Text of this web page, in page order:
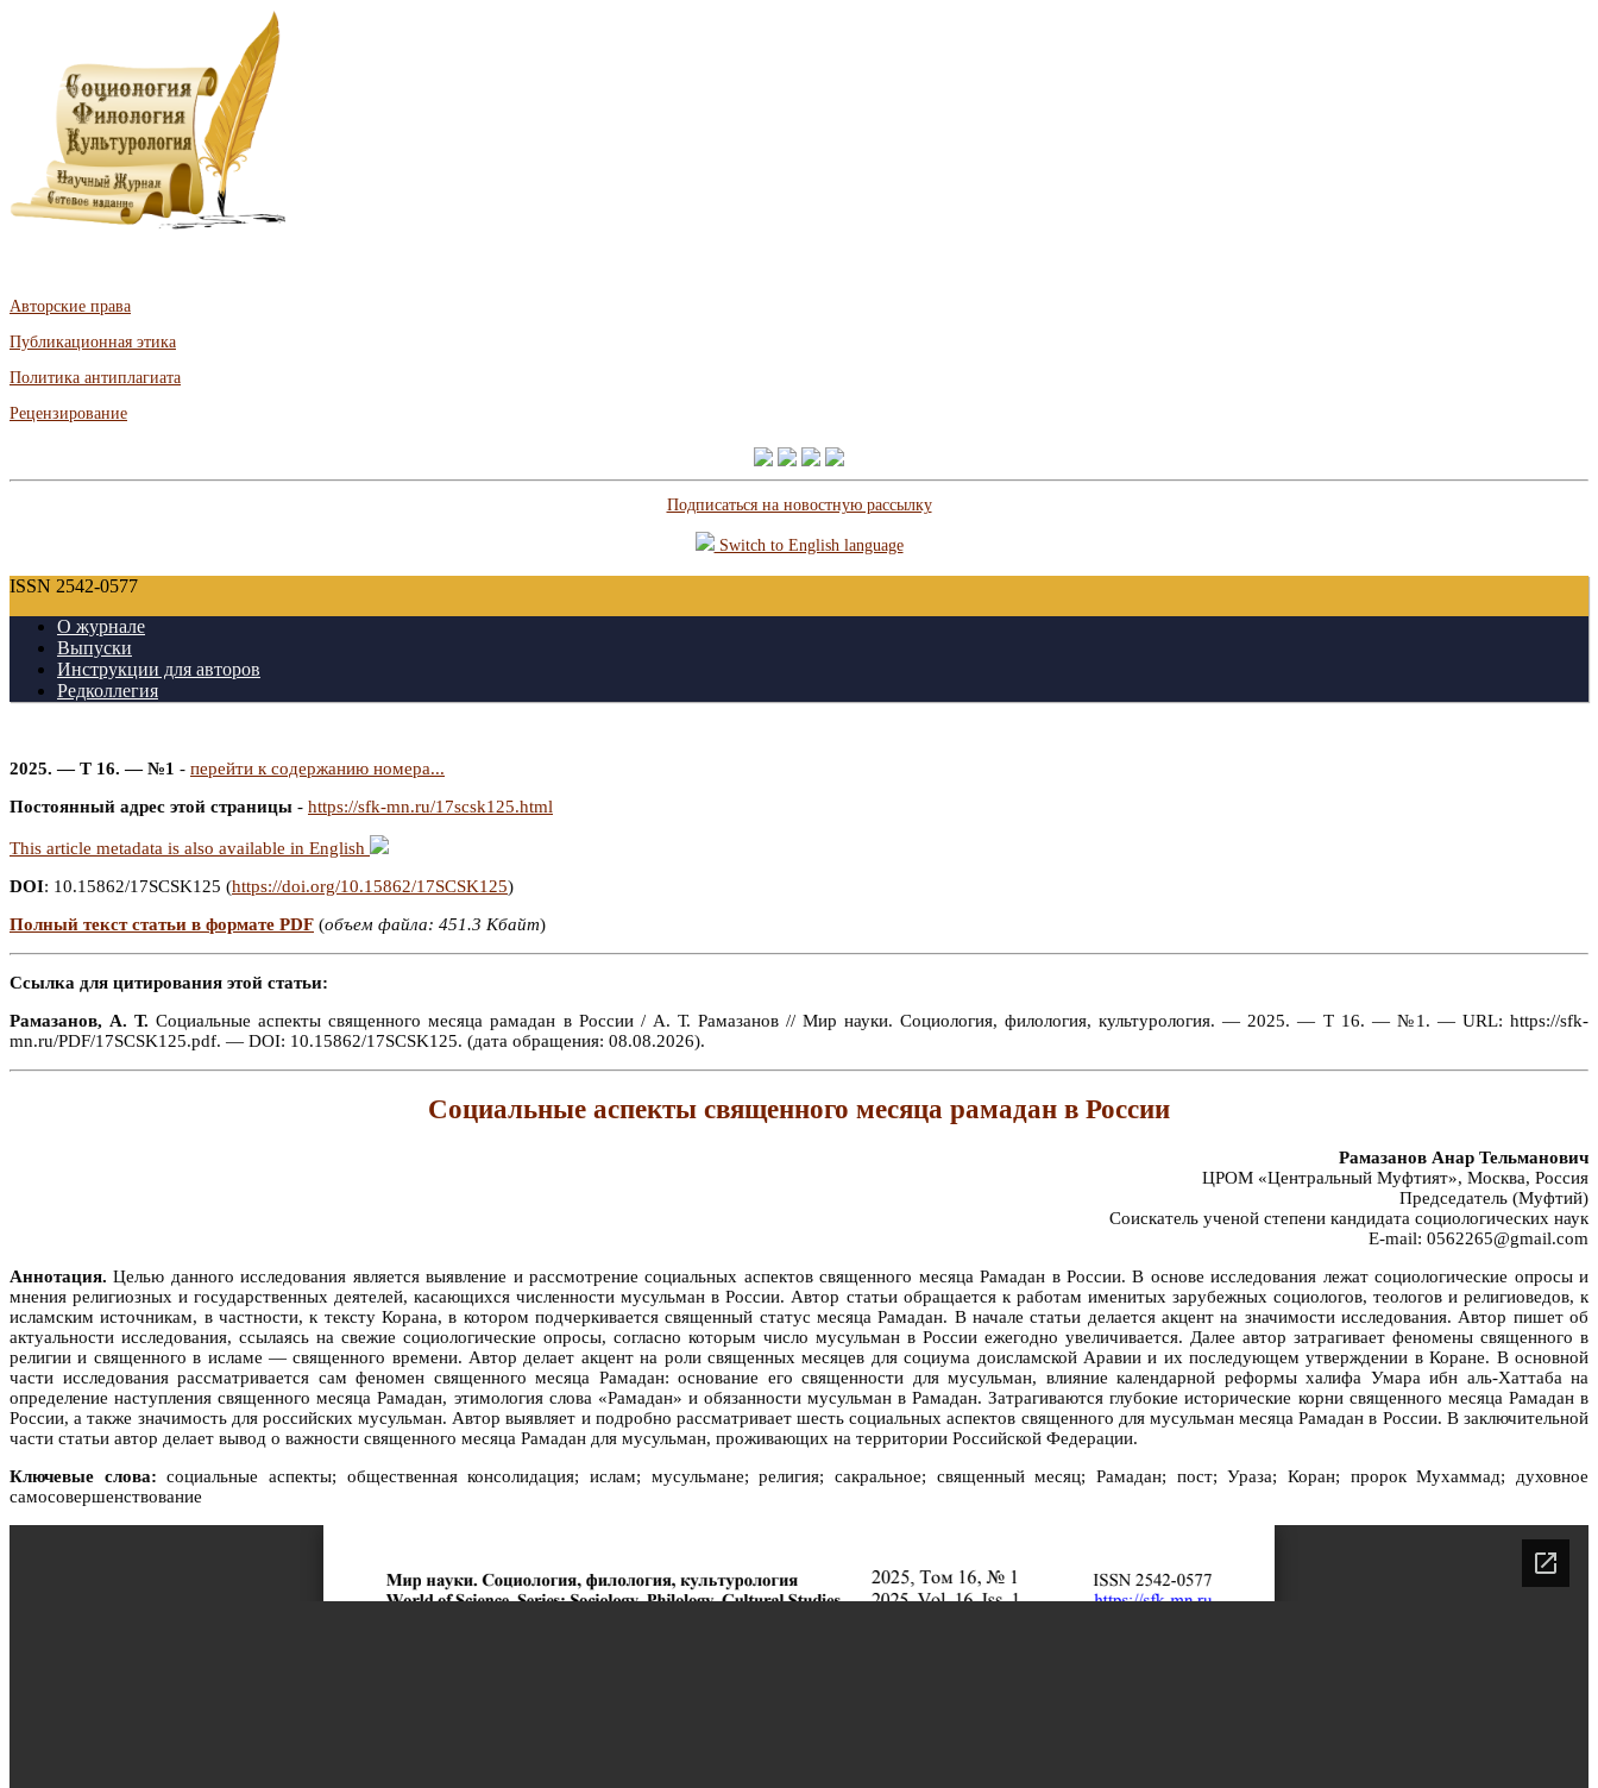
Авторские права
Публикационная этика
Политика антиплагиата
Рецензирование
Подписаться на новостную рассылку
Switch to English language
ISSN 2542-0577
О журнале
Выпуски
Инструкции для авторов
Редколлегия
2025. — Т 16. — №1 - перейти к содержанию номера...
Постоянный адрес этой страницы - https://sfk-mn.ru/17scsk125.html
This article metadata is also available in English
DOI: 10.15862/17SCSK125 (https://doi.org/10.15862/17SCSK125)
Полный текст статьи в формате PDF (объем файла: 451.3 Кбайт)
Ссылка для цитирования этой статьи:
Рамазанов, А. Т. Социальные аспекты священного месяца рамадан в России / А. Т. Рамазанов // Мир науки. Социология, филология, культурология. — 2025. — Т 16. — №1. — URL: https://sfk-
mn.ru/PDF/17SCSK125.pdf. — DOI: 10.15862/17SCSK125. (дата обращения: 08.08.2026).
Социальные аспекты священного месяца рамадан в России
Рамазанов Анар Тельманович
ЦРОМ «Центральный Муфтият», Москва, Россия
Председатель (Муфтий)
Соискатель ученой степени кандидата социологических наук
E-mail: 0562265@gmail.com
Аннотация. Целью данного исследования является выявление и рассмотрение социальных аспектов священного месяца Рамадан в России. В основе исследования лежат социологические опросы и
мнения религиозных и государственных деятелей, касающихся численности мусульман в России. Автор статьи обращается к работам именитых зарубежных социологов, теологов и религиоведов, к
исламским источникам, в частности, к тексту Корана, в котором подчеркивается священный статус месяца Рамадан. В начале статьи делается акцент на значимости исследования. Автор пишет об
актуальности исследования, ссылаясь на свежие социологические опросы, согласно которым число мусульман в России ежегодно увеличивается. Далее автор затрагивает феномены священного в
религии и священного в исламе — священного времени. Автор делает акцент на роли священных месяцев для социума доисламской Аравии и их последующем утверждении в Коране. В основной
части исследования рассматривается сам феномен священного месяца Рамадан: основание его священности для мусульман, влияние календарной реформы халифа Умара ибн аль-Хаттаба на
определение наступления священного месяца Рамадан, этимология слова «Рамадан» и обязанности мусульман в Рамадан. Затрагиваются глубокие исторические корни священного месяца Рамадан в
России, а также значимость для российских мусульман. Автор выявляет и подробно рассматривает шесть социальных аспектов священного для мусульман месяца Рамадан в России. В заключительной
части статьи автор делает вывод о важности священного месяца Рамадан для мусульман, проживающих на территории Российской Федерации.
Ключевые слова: социальные аспекты; общественная консолидация; ислам; мусульмане; религия; сакральное; священный месяц; Рамадан; пост; Ураза; Коран; пророк Мухаммад; духовное
самосовершенствование